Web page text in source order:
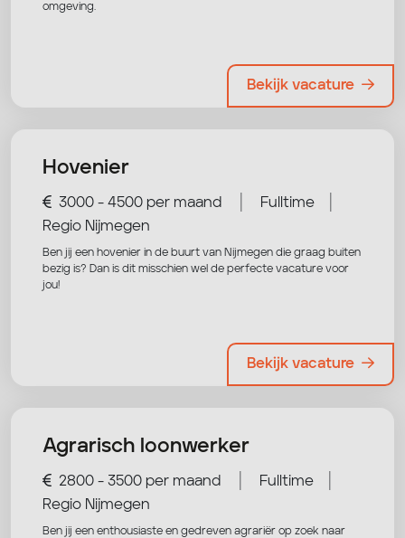
omgeving.
Bekijk vacature
Hovenier
3000 - 4500 per maand Fulltime
Regio Nijmegen
Ben jij een hovenier in de buurt van Nijmegen die graag buiten
bezig is? Dan is dit misschien wel de perfecte vacature voor
jou!
Bekijk vacature
Agrarisch loonwerker
2800 - 3500 per maand Fulltime
Regio Nijmegen
Ben jij een enthousiaste en gedreven agrariër op zoek naar